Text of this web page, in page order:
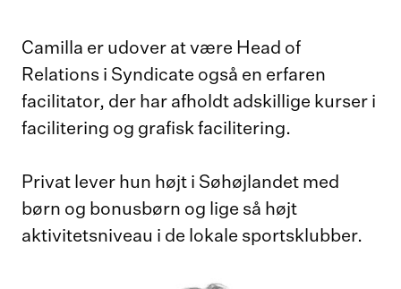
Camilla er udover at være Head of
Relations i Syndicate også en erfaren
facilitator, der har afholdt adskillige kurser i
facilitering og grafisk facilitering.
Privat lever hun højt i Søhøjlandet med
børn og bonusbørn og lige så højt
aktivitetsniveau i de lokale sportsklubber.